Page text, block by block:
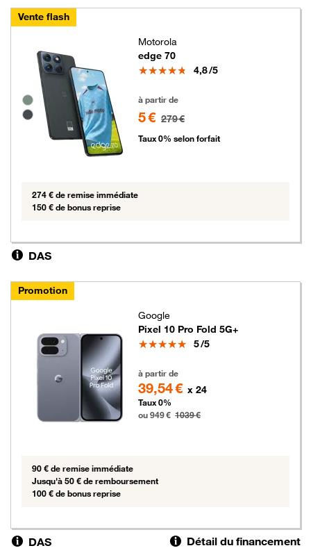
Vente flash
Groupe de couleurs disponibles non sélectionnables
Motorola
edge 70
Note
4,8/5
à partir de
5 € 279 €
Taux 0% selon forfait
274 € de remise immédiate
150 € de bonus reprise
DAS
Promotion
Google
Pixel 10 Pro Fold 5G+
Note
5/5
à partir de
39,54 € x 24
Taux 0%
ou 949 € 1039 €
90 € de remise immédiate
Jusqu'à 50 € de remboursement
100 € de bonus reprise
DAS Détail du financement